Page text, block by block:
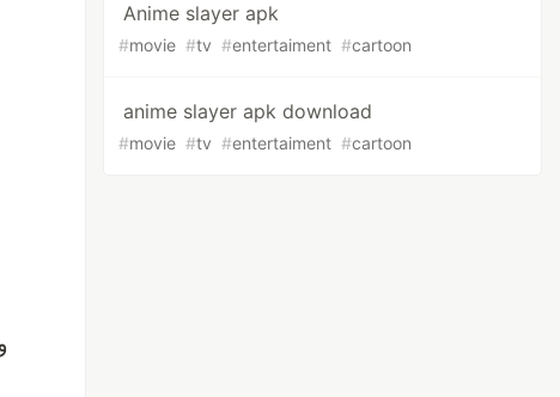
Anime slayer apk
#movie #tv #entertaiment #cartoon
anime slayer apk download
#movie #tv #entertaiment #cartoon